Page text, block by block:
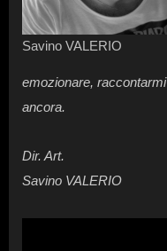
Savino VALERIO
emozionare, raccontarmi
ancora.
Dir. Art.
Savino VALERIO